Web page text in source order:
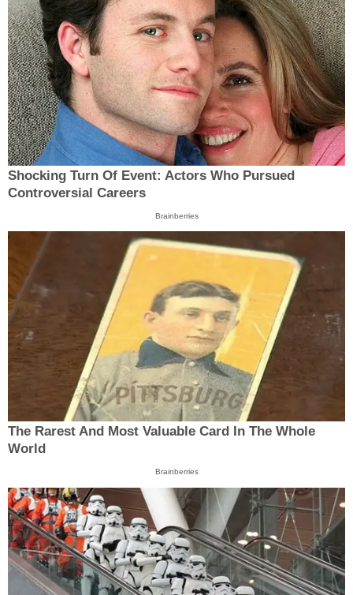
Shocking Turn Of Event: Actors Who Pursued
Controversial Careers
Brainberries
The Rarest And Most Valuable Card In The Whole
World
Brainberries